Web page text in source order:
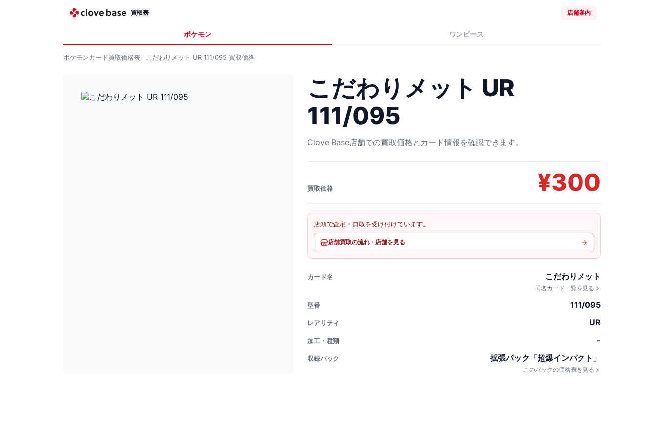
買取表 店舗案内
ポケモン ワンピース
ポケモンカード買取価格表 こだわりメット UR 111/095 買取価格
こだわりメット UR
111/095
Clove Base店舗での買取価格とカード情報を確認できます。
買取価格 ¥300
店頭で査定・買取を受け付けています。
店舗買取の流れ・店舗を見る
カード名 こだわりメット
同名カード一覧を見る
型番 111/095
レアリティ UR
加工・種類 -
収録パック 拡張パック「超爆インパクト」
このパックの価格表を見る